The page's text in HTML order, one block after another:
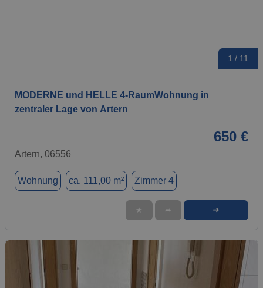
1 / 11
MODERNE und HELLE 4-RaumWohnung in
zentraler Lage von Artern
650 €
Artern, 06556
Wohnung ca. 111,00 m² Zimmer 4
★ ➦ ➜